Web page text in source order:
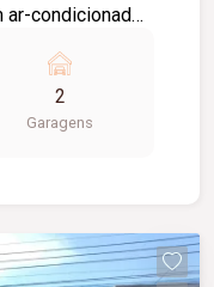
condicionado;
com box em
com armário,
planejada
Ambientes
2
Garagens